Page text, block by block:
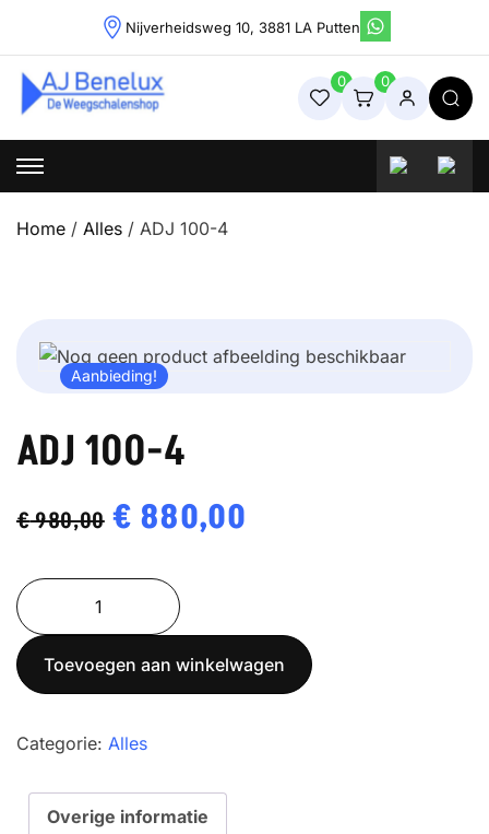
content
Nijverheidsweg 10, 3881 LA Putten
Weegschalenshop | Precisieweegschalen & Industriële
Weegoplossingen
0 0
Home / Alles / ADJ 100-4
Aanbieding!
ADJ 100-4
€980,00 Oorspronkelijke
was:
€ 980,00.
€ 880,00
€ 880,00.
ADJ
100-
4
aantal
Toevoegen aan winkelwagen
Categorie: Alles
Overige informatie